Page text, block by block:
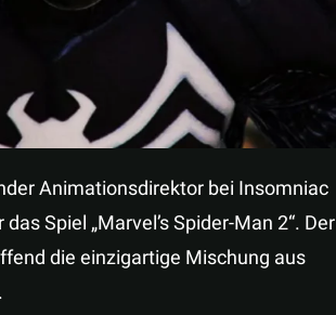
Teilen
Animationsdirektor bei Insomniac
Spiel „Marvel’s Spider-Man 2“. Der
die einzigartige Mischung aus